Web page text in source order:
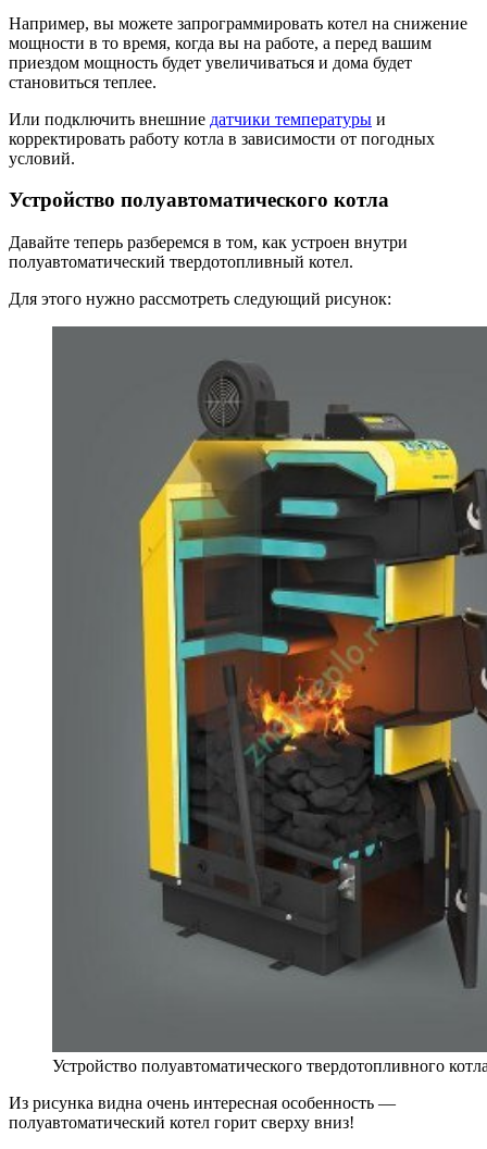
Например, вы можете запрограммировать котел на снижение
мощности в то время, когда вы на работе, а перед вашим
приездом мощность будет увеличиваться и дома будет
становиться теплее.
Или подключить внешние датчики температуры и
корректировать работу котла в зависимости от погодных
условий.
Устройство полуавтоматического котла
Давайте теперь разберемся в том, как устроен внутри
полуавтоматический твердотопливный котел.
Для этого нужно рассмотреть следующий рисунок:
Устройство полуавтоматического твердотопливного
Из рисунка видна очень интересная особенность —
полуавтоматический котел горит сверху вниз!